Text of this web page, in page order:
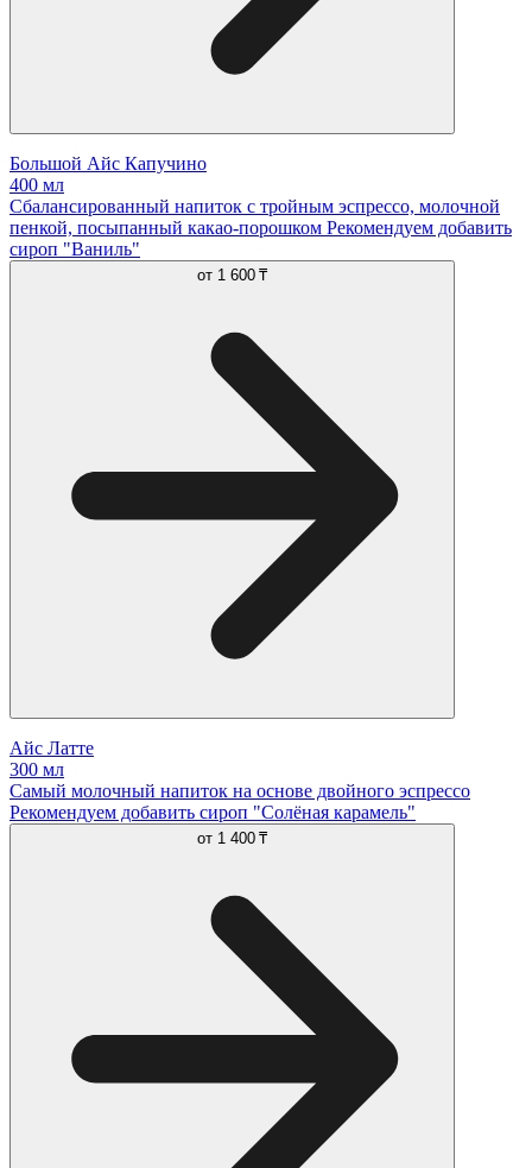
Большой Айс Капучино
400 мл
Сбалансированный напиток с тройным эспрессо, молочной
пенкой, посыпанный какао-порошком Рекомендуем добавить
сироп "Ваниль"
от 1 600 ₸
Айс Латте
300 мл
Самый молочный напиток на основе двойного эспрессо
Рекомендуем добавить сироп "Солёная карамель"
от 1 400 ₸